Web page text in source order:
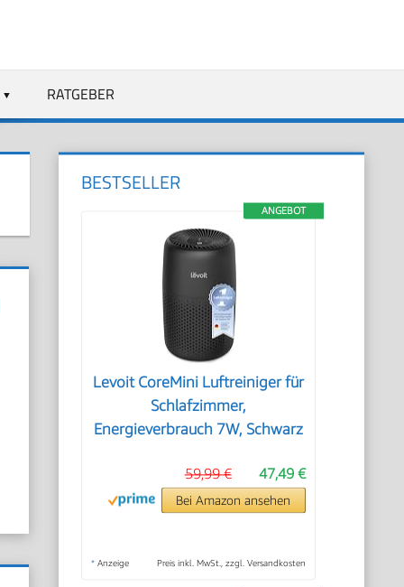
RATGEBER
BESTSELLER
ANGEBOT
Levoit CoreMini Luftreiniger für
Schlafzimmer,
Energieverbrauch 7W, Schwarz
47,49 €
59,99 €
Bei Amazon ansehen
* Anzeige Preis inkl. MwSt., zzgl. Versandkosten